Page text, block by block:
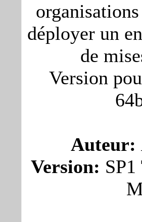
déployer un
de
Version
Auteur:
Version: SP1